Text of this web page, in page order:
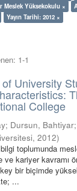
Meslek Yüksekokulu ×
Yayın Tarihi: 2012 ×
1-1
University
College
; Dursun, Bahtiyar;
, 2012)
toplumunda
kariyer kavramı
bir biçimde
...